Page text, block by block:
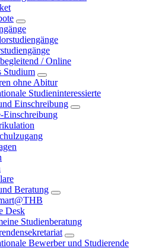
/ Online
Studium
ohne Abitur
Studieninteressierte
Einschreibung
Einschreibung
Beratung
Desk
Studienberatung
Bewerber und Studierende